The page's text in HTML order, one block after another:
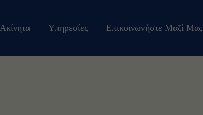
Ακίνητα Υπηρεσίες Επικοινωνήστε Μαζί Μας